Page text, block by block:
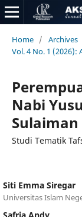
Home / Archives
Vol. 4 No. 1 (2026):
Nabi
Sulaiman
Studi Tematik
Siti Emma Siregar
Universitas Islam